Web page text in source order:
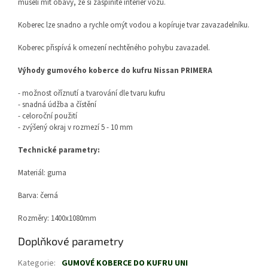
museli mít obavy, že si zašpiníte interiér vozu.
Koberec lze snadno a rychle omýt vodou a kopíruje tvar zavazadelníku.
Koberec přispívá k omezení nechtěného pohybu zavazadel.
Výhody gumového koberce do kufru Nissan PRIMERA
- možnost oříznutí a tvarování dle tvaru kufru
- snadná údžba a čístění
- celoroční použití
- zvýšený okraj v rozmezí 5 - 10 mm
Technické parametry:
Materiál: guma
Barva: černá
Rozměry: 1400x1080mm
Doplňkové parametry
Kategorie: GUMOVÉ KOBERCE DO KUFRU UNI